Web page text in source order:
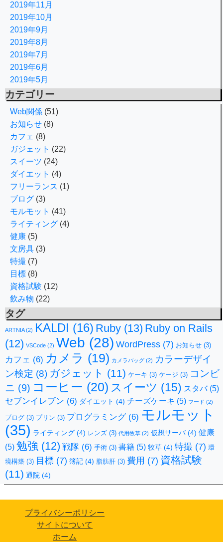
2019年11月
2019年10月
2019年9月
2019年8月
2019年7月
2019年6月
2019年5月
カテゴリー
Web関係 (51)
お知らせ (8)
カフェ (8)
ガジェット (22)
スイーツ (24)
ダイエット (4)
フリーランス (1)
ブログ (3)
モルモット (41)
ライティング (4)
健康 (5)
文房具 (3)
特撮 (7)
目標 (8)
資格試験 (12)
飲み物 (22)
タグ
ARTNIA(2) KALDI (16) Ruby (13) Ruby on Rails
(12) VSCode (2) Web (28) WordPress (7) お知らせ (3)
カフェ (6) カメラ (19) カメラバッグ (2) カラーデザイ
ン検定 (8) ガジェット (11) ケーキ (3) ケージ (3) コンビ
ニ (9) コーヒー (20) スイーツ (15) スタバ(5)
セブンイレブン (6) ダイエット (4) チーズケーキ (5) フード (2)
ブログ (3) プリン (3) プログラミング(6) モルモット
(35) ライティング (4) レンズ (3) 代用牧草 (2) 仮想サーバ(4) 健康
(5) 勉強 (12) 戦隊 (6) 手術 (3) 書籍 (5) 牧草 (4) 特撮 (7) 環
境構築 (3) 目標 (7) 簿記 (4) 脂肪肝 (3) 費用 (7) 資格試験
(11) 通院 (4)
プライバシーポリシー
サイトについて
ホーム